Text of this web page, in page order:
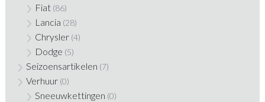
Fiat (86)
Lancia (28)
Chrysler (4)
Dodge (5)
Seizoensartikelen (7)
Verhuur (0)
Sneeuwkettingen (0)